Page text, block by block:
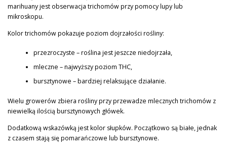
marihuany jest obserwacja trichomów przy pomocy lupy lub
mikroskopu.
Kolor trichomów pokazuje poziom dojrzałości rośliny:
przezroczyste – roślina jest jeszcze niedojrzała,
mleczne – najwyższy poziom THC,
bursztynowe – bardziej relaksujące działanie.
Wielu growerów zbiera rośliny przy przewadze mlecznych trichomów z
niewielką ilością bursztynowych główek.
Dodatkową wskazówką jest kolor słupków. Początkowo są białe, jednak
z czasem stają się pomarańczowe lub bursztynowe.